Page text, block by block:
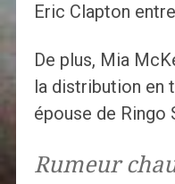
Eric Clapton
De plus, Mia
la distribution en
épouse de Ringo
Rumeur